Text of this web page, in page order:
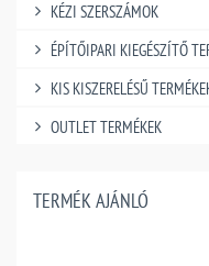
KÉZI SZERSZÁMOK
ÉPÍTŐIPARI KIEGÉSZÍTŐ
KIS KISZERELÉSŰ
OUTLET TERMÉKEK
TERMÉK AJÁNLÓ